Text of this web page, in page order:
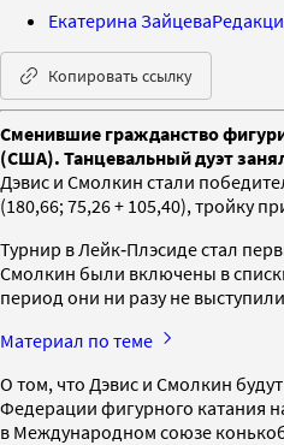
Екатерина Зайцева
Копировать ссылку
Сменившие гражданство
(США). Танцевальный дуэт
Дэвис и Смолкин стали
(180,66; 75,26 + 105,40), тройку
Турнир в Лейк‑Плэсиде стал
Смолкин были включены в
период они ни разу не
Материал по теме
О том, что Дэвис и Смолкин
Федерации фигурного катания
в Международном союзе